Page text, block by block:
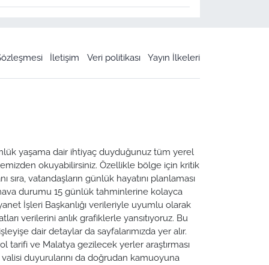
İletişim Veri politikası Yayın İlkeleri
yaşama dair ihtiyaç duyduğunuz tüm yerel
okuyabilirsiniz. Özellikle bölge için kritik
vatandaşların günlük hayatını planlaması
durumu 15 günlük tahminlerine kolayca
İşleri Başkanlığı verileriyle uyumlu olarak
verilerini anlık grafiklerle yansıtıyoruz. Bu
dair detaylar da sayfalarımızda yer alır.
tarifi ve Malatya gezilecek yerler araştırması
duyurularını da doğrudan kamuoyuna